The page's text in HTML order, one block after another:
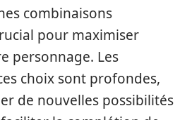
combinaisons
pour maximiser
personnage. Les
choix sont profondes,
de nouvelles possibilités